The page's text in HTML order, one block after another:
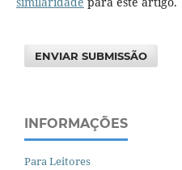
ENVIAR SUBMISSÃO
INFORMAÇÕES
Para Leitores